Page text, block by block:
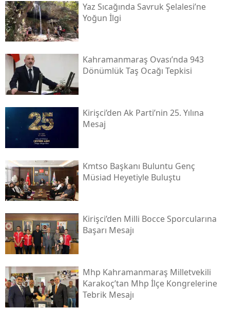
Yaz Sıcağında Savruk Şelalesi’ne
Yoğun İlgi
Kahramanmaraş Ovası’nda 943
Dönümlük Taş Ocağı Tepkisi
Kirişci’den Ak Parti’nin 25. Yılına
Mesaj
Kmtso Başkanı Buluntu Genç
Müsi̇ad Heyetiyle Buluştu
Kirişci’den Milli Bocce Sporcularına
Başarı Mesajı
Mhp Kahramanmaraş Milletvekili
Karakoç’tan Mhp İlçe Kongrelerine
Tebrik Mesajı